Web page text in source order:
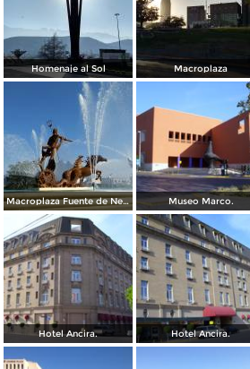
Homenaje al Sol Macroplaza
Macroplaza Fuente de Neptuno Museo Marco.
Hotel Ancira. Hotel Ancira.